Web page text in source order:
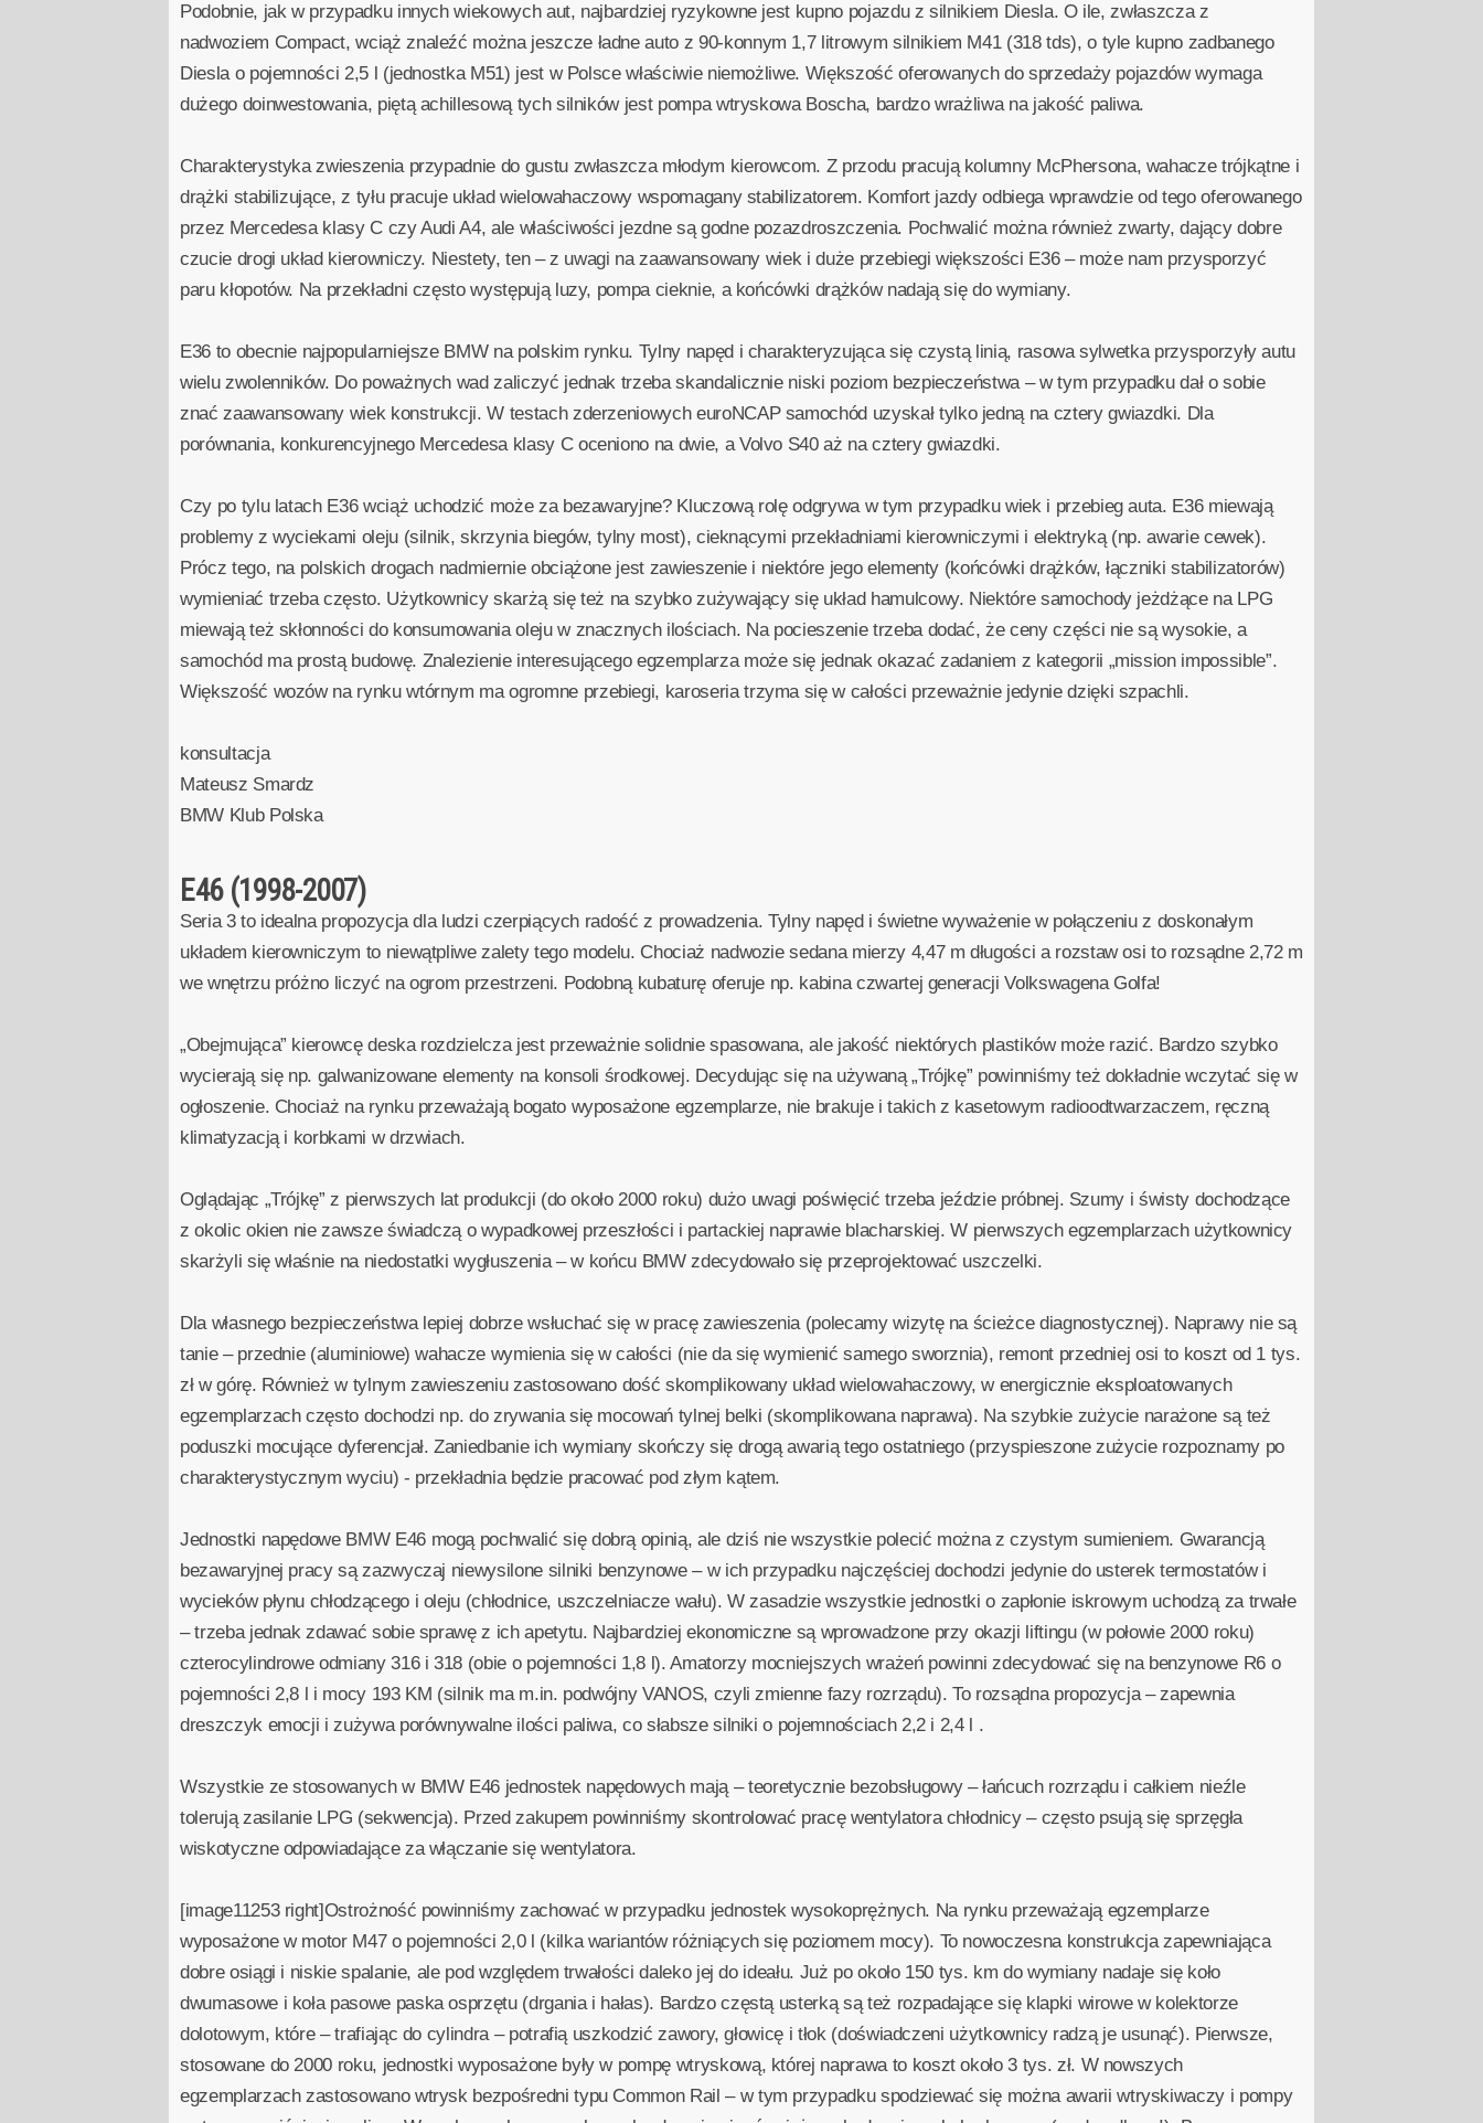
Podobnie, jak w przypadku innych wiekowych aut, najbardziej ryzykowne jest kupno pojazdu z silnikiem Diesla. O ile, zwłaszcza z
nadwoziem Compact, wciąż znaleźć można jeszcze ładne auto z 90-konnym 1,7 litrowym silnikiem M41 (318 tds), o tyle kupno zadbanego
Diesla o pojemności 2,5 l (jednostka M51) jest w Polsce właściwie niemożliwe. Większość oferowanych do sprzedaży pojazdów wymaga
dużego doinwestowania, piętą achillesową tych silników jest pompa wtryskowa Boscha, bardzo wrażliwa na jakość paliwa.
Charakterystyka zwieszenia przypadnie do gustu zwłaszcza młodym kierowcom. Z przodu pracują kolumny McPhersona, wahacze trójkątne i
drążki stabilizujące, z tyłu pracuje układ wielowahaczowy wspomagany stabilizatorem. Komfort jazdy odbiega wprawdzie od tego oferowanego
przez Mercedesa klasy C czy Audi A4, ale właściwości jezdne są godne pozazdroszczenia. Pochwalić można również zwarty, dający dobre
czucie drogi układ kierowniczy. Niestety, ten – z uwagi na zaawansowany wiek i duże przebiegi większości E36 – może nam przysporzyć
paru kłopotów. Na przekładni często występują luzy, pompa cieknie, a końcówki drążków nadają się do wymiany.
E36 to obecnie najpopularniejsze BMW na polskim rynku. Tylny napęd i charakteryzująca się czystą linią, rasowa sylwetka przysporzyły autu
wielu zwolenników. Do poważnych wad zaliczyć jednak trzeba skandalicznie niski poziom bezpieczeństwa – w tym przypadku dał o sobie
znać zaawansowany wiek konstrukcji. W testach zderzeniowych euroNCAP samochód uzyskał tylko jedną na cztery gwiazdki. Dla
porównania, konkurencyjnego Mercedesa klasy C oceniono na dwie, a Volvo S40 aż na cztery gwiazdki.
Czy po tylu latach E36 wciąż uchodzić może za bezawaryjne? Kluczową rolę odgrywa w tym przypadku wiek i przebieg auta. E36 miewają
problemy z wyciekami oleju (silnik, skrzynia biegów, tylny most), cieknącymi przekładniami kierowniczymi i elektryką (np. awarie cewek).
Prócz tego, na polskich drogach nadmiernie obciążone jest zawieszenie i niektóre jego elementy (końcówki drążków, łączniki stabilizatorów)
wymieniać trzeba często. Użytkownicy skarżą się też na szybko zużywający się układ hamulcowy. Niektóre samochody jeżdżące na LPG
miewają też skłonności do konsumowania oleju w znacznych ilościach. Na pocieszenie trzeba dodać, że ceny części nie są wysokie, a
samochód ma prostą budowę. Znalezienie interesującego egzemplarza może się jednak okazać zadaniem z kategorii „mission impossible”.
Większość wozów na rynku wtórnym ma ogromne przebiegi, karoseria trzyma się w całości przeważnie jedynie dzięki szpachli.
konsultacja
Mateusz Smardz
BMW Klub Polska
E46 (1998-2007)
Seria 3 to idealna propozycja dla ludzi czerpiących radość z prowadzenia. Tylny napęd i świetne wyważenie w połączeniu z doskonałym
układem kierowniczym to niewątpliwe zalety tego modelu. Chociaż nadwozie sedana mierzy 4,47 m długości a rozstaw osi to rozsądne 2,72 m
we wnętrzu próżno liczyć na ogrom przestrzeni. Podobną kubaturę oferuje np. kabina czwartej generacji Volkswagena Golfa!
„Obejmująca” kierowcę deska rozdzielcza jest przeważnie solidnie spasowana, ale jakość niektórych plastików może razić. Bardzo szybko
wycierają się np. galwanizowane elementy na konsoli środkowej. Decydując się na używaną „Trójkę” powinniśmy też dokładnie wczytać się w
ogłoszenie. Chociaż na rynku przeważają bogato wyposażone egzemplarze, nie brakuje i takich z kasetowym radioodtwarzaczem, ręczną
klimatyzacją i korbkami w drzwiach.
Oglądając „Trójkę” z pierwszych lat produkcji (do około 2000 roku) dużo uwagi poświęcić trzeba jeździe próbnej. Szumy i świsty dochodzące
z okolic okien nie zawsze świadczą o wypadkowej przeszłości i partackiej naprawie blacharskiej. W pierwszych egzemplarzach użytkownicy
skarżyli się właśnie na niedostatki wygłuszenia – w końcu BMW zdecydowało się przeprojektować uszczelki.
Dla własnego bezpieczeństwa lepiej dobrze wsłuchać się w pracę zawieszenia (polecamy wizytę na ścieżce diagnostycznej). Naprawy nie są
tanie – przednie (aluminiowe) wahacze wymienia się w całości (nie da się wymienić samego sworznia), remont przedniej osi to koszt od 1 tys.
zł w górę. Również w tylnym zawieszeniu zastosowano dość skomplikowany układ wielowahaczowy, w energicznie eksploatowanych
egzemplarzach często dochodzi np. do zrywania się mocowań tylnej belki (skomplikowana naprawa). Na szybkie zużycie narażone są też
poduszki mocujące dyferencjał. Zaniedbanie ich wymiany skończy się drogą awarią tego ostatniego (przyspieszone zużycie rozpoznamy po
charakterystycznym wyciu) - przekładnia będzie pracować pod złym kątem.
Jednostki napędowe BMW E46 mogą pochwalić się dobrą opinią, ale dziś nie wszystkie polecić można z czystym sumieniem. Gwarancją
bezawaryjnej pracy są zazwyczaj niewysilone silniki benzynowe – w ich przypadku najczęściej dochodzi jedynie do usterek termostatów i
wycieków płynu chłodzącego i oleju (chłodnice, uszczelniacze wału). W zasadzie wszystkie jednostki o zapłonie iskrowym uchodzą za trwałe
– trzeba jednak zdawać sobie sprawę z ich apetytu. Najbardziej ekonomiczne są wprowadzone przy okazji liftingu (w połowie 2000 roku)
czterocylindrowe odmiany 316 i 318 (obie o pojemności 1,8 l). Amatorzy mocniejszych wrażeń powinni zdecydować się na benzynowe R6 o
pojemności 2,8 l i mocy 193 KM (silnik ma m.in. podwójny VANOS, czyli zmienne fazy rozrządu). To rozsądna propozycja – zapewnia
dreszczyk emocji i zużywa porównywalne ilości paliwa, co słabsze silniki o pojemnościach 2,2 i 2,4 l .
Wszystkie ze stosowanych w BMW E46 jednostek napędowych mają – teoretycznie bezobsługowy – łańcuch rozrządu i całkiem nieźle
tolerują zasilanie LPG (sekwencja). Przed zakupem powinniśmy skontrolować pracę wentylatora chłodnicy – często psują się sprzęgła
wiskotyczne odpowiadające za włączanie się wentylatora.
[image11253 right]Ostrożność powinniśmy zachować w przypadku jednostek wysokoprężnych. Na rynku przeważają egzemplarze
wyposażone w motor M47 o pojemności 2,0 l (kilka wariantów różniących się poziomem mocy). To nowoczesna konstrukcja zapewniająca
dobre osiągi i niskie spalanie, ale pod względem trwałości daleko jej do ideału. Już po około 150 tys. km do wymiany nadaje się koło
dwumasowe i koła pasowe paska osprzętu (drgania i hałas). Bardzo częstą usterką są też rozpadające się klapki wirowe w kolektorze
dolotowym, które – trafiając do cylindra – potrafią uszkodzić zawory, głowicę i tłok (doświadczeni użytkownicy radzą je usunąć). Pierwsze,
stosowane do 2000 roku, jednostki wyposażone były w pompę wtryskową, której naprawa to koszt około 3 tys. zł. W nowszych
egzemplarzach zastosowano wtrysk bezpośredni typu Common Rail – w tym przypadku spodziewać się można awarii wtryskiwaczy i pompy